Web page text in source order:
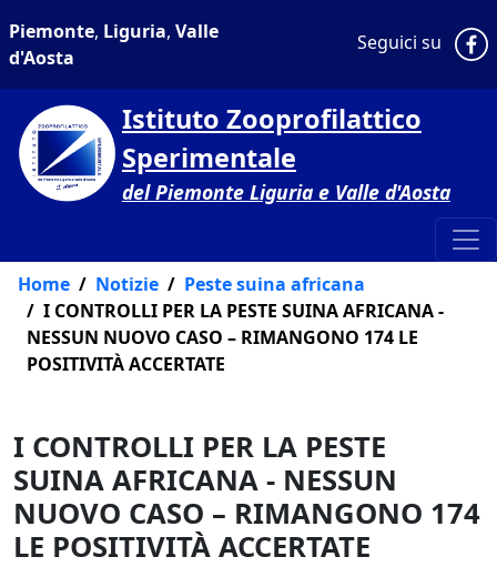
Piemonte, Liguria, Valle
d'Aosta
Seguici su
Istituto Zooprofilattico
Sperimentale
del Piemonte Liguria e Valle d'Aosta
Home Notizie
Peste suina africana
I CONTROLLI PER LA PESTE SUINA AFRICANA -
NESSUN NUOVO CASO – RIMANGONO 174 LE
POSITIVITÀ ACCERTATE
I CONTROLLI PER LA PESTE
SUINA AFRICANA - NESSUN
NUOVO CASO – RIMANGONO 174
LE POSITIVITÀ ACCERTATE